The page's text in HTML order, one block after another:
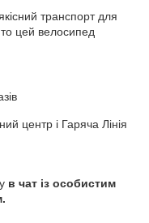
транспорт для
то цей велосипед
центр і Гаряча Лінія
в чат із особистим